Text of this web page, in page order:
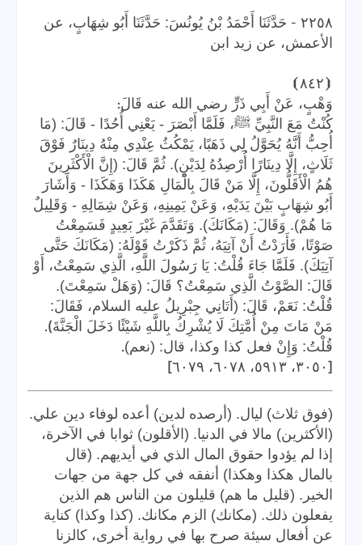
٢٢٥٨ - حَدَّثَنَا أَحْمَدُ بْنُ يُونُسَ: حَدَّثَنَا أَبُو شِهَابٍ، عن
الأعمش، عن زيد ابن
⦗٨٤٢⦘
وَهْبٍ، عَنْ أَبِي ذَرٍّ رضي الله عنه قَالَ:
كُنْتُ مَعَ النَّبِيِّ ﷺ، فَلَمَّا أَبْصَرَ - يَعْنِي أُحُدًا - قَالَ: (مَا
أُحِبُّ أَنَّهُ يُحَوَّلُ لِي ذَهَبًا، يَمْكُثُ عِنْدِي مِنْهُ دِينَارٌ فَوْقَ
ثَلَاثٍ، إِلَّا دِينَارًا أُرْصِدُهُ لِدَيْنٍ). ثُمَّ قَالَ: (إِنَّ الْأَكْثَرِينَ
هُمُ الْأَقَلُّونَ، إِلَّا مَنْ قَالَ بِالْمَالِ هَكَذَا وَهَكَذَا - وَأَشَارَ
أَبُو شِهَابٍ بَيْنَ يَدَيْهِ، وَعَنْ يَمِينِهِ، وَعَنْ شِمَالِهِ - وَقَلِيلٌ
مَا هُمْ). وَقَالَ: (مَكَانَكَ). وَتَقَدَّمَ غَيْرَ بَعِيدٍ فَسَمِعْتُ
صَوْتًا، فَأَرَدْتُ أَنْ آتِيَهُ، ثُمَّ ذَكَرْتُ قَوْلَهُ: (مَكَانَكَ حَتَّى
آتِيَكَ). فَلَمَّا جَاءَ قُلْتُ: يَا رَسُولَ اللَّهِ، الَّذِي سَمِعْتُ، أَوْ
قَالَ: الصَّوْتُ الَّذِي سَمِعْتُ؟ قَالَ: (وَهَلْ سَمِعْتَ).
قُلْتُ: نَعَمْ، قَالَ: (أَتَانِي جِبْرِيلُ عليه السلام، فَقَالَ:
مَنْ مَاتَ مِنْ أُمَّتِكَ لَا يُشْرِكُ بِاللَّهِ شَيْئًا دَخَلَ الْجَنَّةَ).
قُلْتُ: وَإِنْ فعل كذا وكذا، قال: (نعم).
[ ٣٠٥٠، ٥٩١٣، ٦٠٧٨، ٦٠٧٩ ]
(فوق ثلاث) ليال. (أرصده لدين) أعده لوفاء دين علي.
(الأكثرين) مالا في الدنيا. (الأقلون) ثوابا في الآخرة،
إذا لم يؤدوا حقوق المال الذي في أيديهم. (قال
بالمال هكذا وهكذا) أنفقه في كل جهة من جهات
الخير. (قليل ما هم) قليلون من الناس هم الذين
يفعلون ذلك. (مكانك) الزم مكانك. (كذا وكذا) كناية
عن أفعال سيئة صرح بها في رواية أخرى، كالزنا